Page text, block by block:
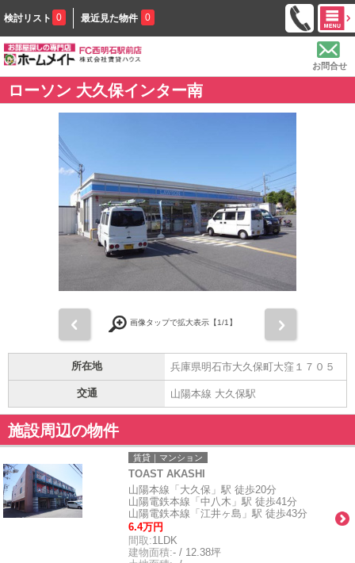
検討リスト 0 最近見た物件 0
お問合せ
ローソン 大久保インター南
画像タップで拡大表示【1/1】
所在地 兵庫県明石市大久保町大窪１７０５
交通 山陽本線 大久保駅
施設周辺の物件
賃貸｜マンション
TOAST AKASHI
山陽本線「大久保」駅 徒歩20分
山陽電鉄本線「中八木」駅 徒歩41分
山陽電鉄本線「江井ヶ島」駅 徒歩43分
6.4万円
間取:1LDK
建物面積:- / 12.38坪